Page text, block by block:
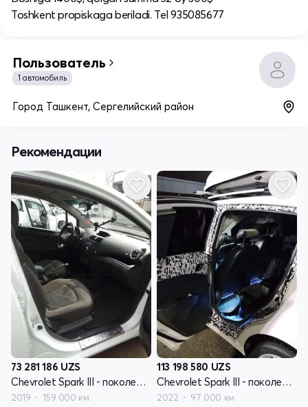
Toshkent propiskaga beriladi. Tel 935085677
Пользователь
1 автомобиль
Город Ташкент, Сергелийский район
Рекомендации
73 281 186 UZS
Chevrolet Spark III - поколение
2019 159 000 км
113 198 580 UZS
Chevrolet Spark III - поколение
2022 97 000 км